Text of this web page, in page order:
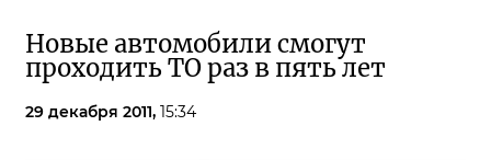
Новые автомобили смогут
проходить ТО раз в пять лет
29 декабря 2011, 15:34